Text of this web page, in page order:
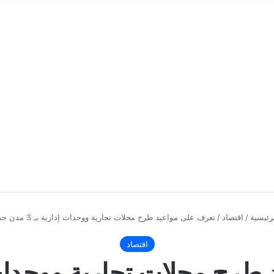
/ اقتصاد / تعرف على مواعيد طرح محلات تجارية ووحدات إدارية بـ 3 مدن جديدة
اقتصاد